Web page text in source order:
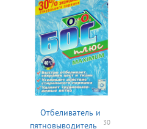
Отбеливатель и
пятновыводитель
30